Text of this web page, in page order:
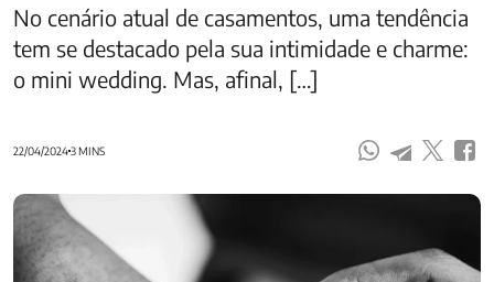
No cenário atual de casamentos, uma tendência
tem se destacado pela sua intimidade e charme:
o mini wedding. Mas, afinal, […]
22/04/20243 MINS